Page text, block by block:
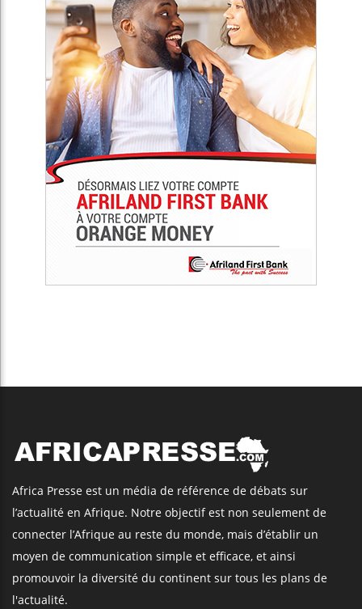
Africa Presse est un média de référence de débats sur
l’actualité en Afrique. Notre objectif est non seulement de
connecter l’Afrique au reste du monde, mais d’établir un
moyen de communication simple et efficace, et ainsi
promouvoir la diversité du continent sur tous les plans de
l'actualité.